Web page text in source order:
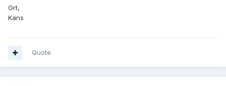
Grt,
Kans
Quote